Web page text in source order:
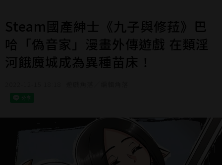
Steam國產紳士《九子與修菈》巴
哈「偽音家」漫畫外傳遊戲 在類淫
河餓魔城成為異種苗床！